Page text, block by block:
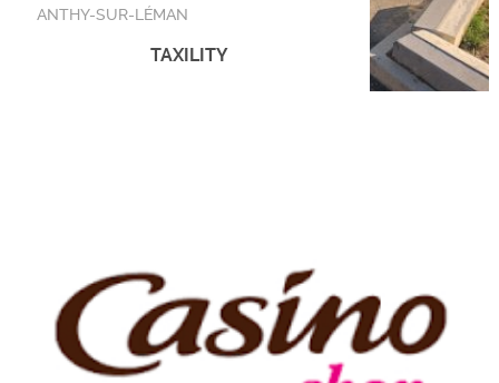
ANTHY-SUR-LÉMAN
TAXILITY